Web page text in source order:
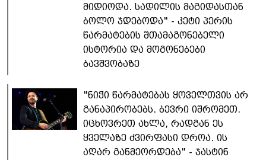
მიდიოდა. სადილის მაგიდასთან
ბოლო ჯდებოდა" - კეტი პერის
წარმატების შთამაგონებელი
ისტორია და მოგონებები
ბავშვობაზე
"ნიჭი წარმატებას ყოველთვის არ
განაპირობებს. ბევრი იშრომეთ.
იცხოვრეთ ახლა, რადგან ეს
ყველაზე ძვირფასი დროა. ის
აღარ განმეორდება" - ჯასტინ